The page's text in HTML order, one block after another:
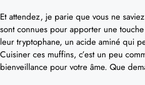
Et attendez, je parie que vous ne
sont connues pour apporter une
leur tryptophane, un acide aminé qui
Cuisiner ces muffins, c’est un peu
bienveillance pour votre âme. Que